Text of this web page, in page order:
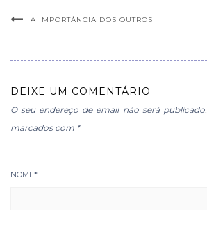
A IMPORTÂNCIA DOS OUTROS
DEIXE UM COMENTÁRIO
O seu endereço de email não será publicado.
marcados com *
NOME*